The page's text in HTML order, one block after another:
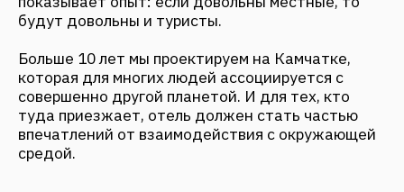
одной из старейших баз для семейного отдыха
на Камчатке. В свое время она пользовалась
жителей. До реконструкции у объекта была
достаточно низкая репутация, он был в
запущенном состоянии, но нам важно было
другое — у «Лагуны» была история,
воспоминания многих поколений и нам хотелось
это сохранить. За 6 лет работы над проектом
нам удалось практически из пепла создать
уникальную точку притяжения на Камчатке для